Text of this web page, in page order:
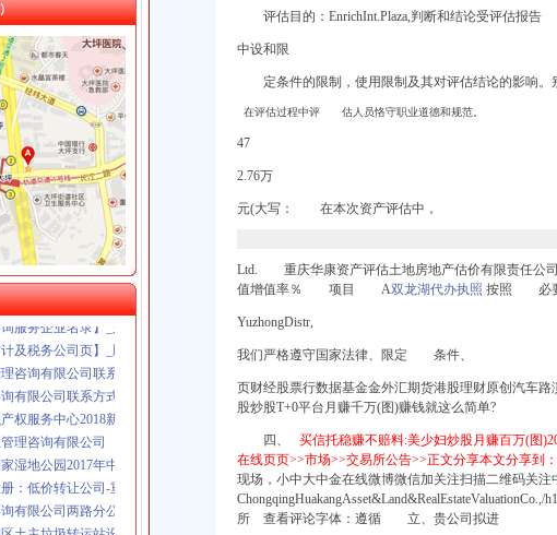
有限公司2016年第五次临时董事会会议决议公告_新
见书_手机东方财富网
铁路“四电”系统集成及相关工程（HJSDSG标段）
督网
标采购-千里马招标网
大院绿化工程竞争谈判公告
服务部联系方式_信用报告_工商信息-启信宝
服务企业名录】_第3页_顺企网
及税务公司页】_顺企网
理咨询有限公司联系方式_信用报告_工商信息-启信宝
有限公司联系方式_信用报告_工商信息-启信宝
权服务中心2018新招聘信息】_聘网
管理咨询有限公司
湿地公园2017年中央财政湿地保护与恢复项目招标公
：低价转让公司-重庆爱问分类
有限公司两路分公司
土主垃圾转运站设备招标公告-中国采招网
理有限公司翡翠城经营部
评估目的：EnrichInt.Plaza,判断和结论受评估报告
中设和限
定条件的限制，使用限制及其对评估结论的影响。
在评估过程中评 估人员恪守职业道德和规范。
47
2.76万
元(大写： 在本次资产评估中，
Ltd. 重庆华康资产评估土地房地产估价有限责任
值增值率％ 项目 A双龙湖代办执照 按照 必要
YuzhongDistr,
我们严格遵守国家法律、限定 条件、
页财经股票行数据基金金外汇期货港股理财原创汽车
股炒股T+0平台月赚千万(图)赚钱就这么简单?
四、
买信托稳赚不赔料:美少妇炒股月赚百万(图
在线页页>>市场>>交易所公告>>正文分享本文分享到：
现场，小中大中金在线微博微信加关注扫描二维码
所 查看评论字体：遵循 立、贵公司拟进